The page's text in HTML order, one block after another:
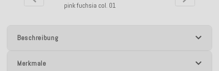
pink fuchsia col. 01
Beschreibung
Merkmale